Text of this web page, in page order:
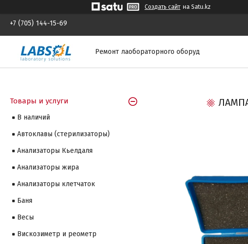
Создать сайт на Satu.kz
+7 (705) 144-15-69
Ремонт лаобораторного оборуд
Товары и услуги
В наличий
Автоклавы (стерилизаторы)
Анализаторы Кьелдаля
Анализаторы жира
Анализаторы клетчаток
Баня
Весы
Вискозиметр и реометр